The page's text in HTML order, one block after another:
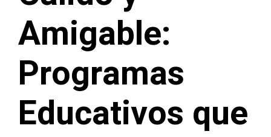
Amigable:
Programas
Educativos que